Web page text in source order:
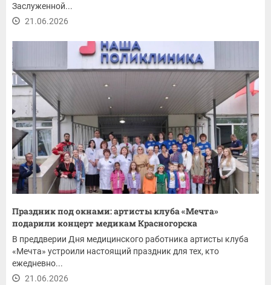
Заслуженной...
21.06.2026
Праздник под окнами: артисты клуба «Мечта»
подарили концерт медикам Красногорска
В преддверии Дня медицинского работника артисты клуба
«Мечта» устроили настоящий праздник для тех, кто
ежедневно...
21.06.2026